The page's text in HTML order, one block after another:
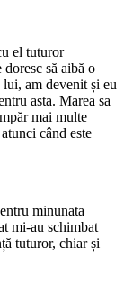
el tuturor
să aibă o
am devenit și eu
asta. Marea sa
mai multe
când este
minunata
mi-au schimbat
tuturor, chiar și